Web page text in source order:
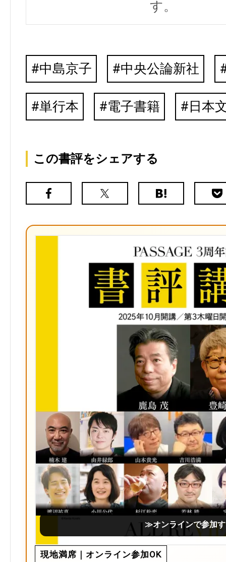
す。
中島京子 中央公論新社
単行本 電子書籍 日本
この書評をシェアする
Facebook
X（旧
は
ク
マ
ー
ク
≫オンラインで参加
現地満席｜オンライン参加OK